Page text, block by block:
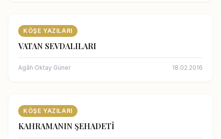
KÖŞE YAZILARI
VATAN SEVDALILARI
Agâh Oktay Güner 18.02.2016
KÖŞE YAZILARI
KAHRAMANIN ŞEHADETİ